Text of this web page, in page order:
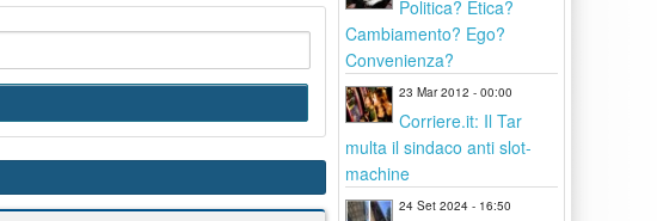
Politica? Etica?
Cambiamento? Ego?
Convenienza?
23 Mar 2012 - 00:00
Corriere.it: Il Tar
multa il sindaco anti slot-
machine
24 Set 2024 - 16:50